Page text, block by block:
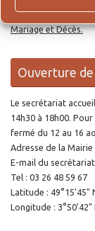
Lien pour la
Mariage et Décès.
Ouverture
Le secrétariat
14h30 à 18h00.
fermé du 12 au 16
Adresse de la Mairie
E-mail du
Tel : 03 26 48 59 67
Latitude : 49°15'45"
Longitude : 3°50'42"